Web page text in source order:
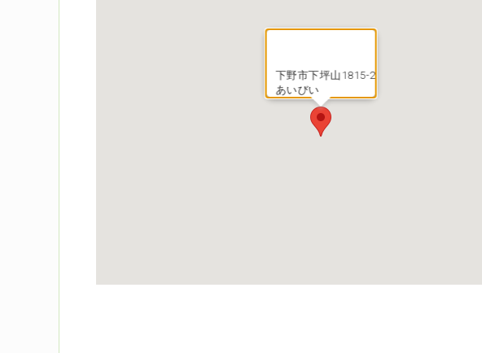
下野市下坪山1815-2
あいびい